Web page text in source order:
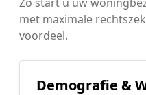
met maximale
voordeel.
Demografie &